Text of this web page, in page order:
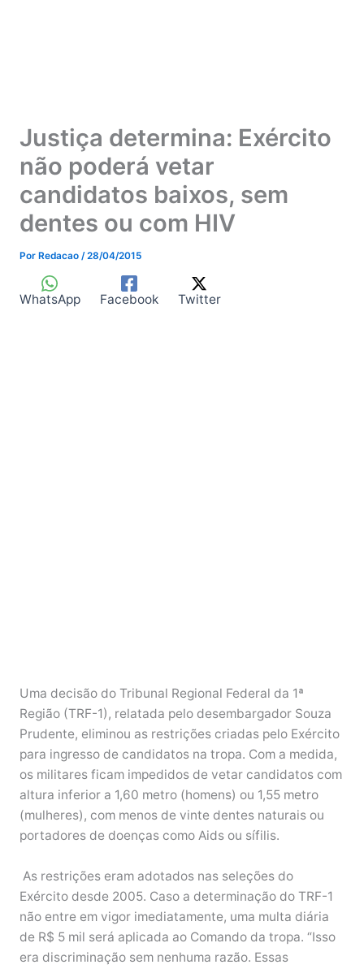
Justiça determina: Exército
não poderá vetar
candidatos baixos, sem
dentes ou com HIV
Por Redacao /28/04/2015
WhatsApp Facebook Twitter
Uma decisão do Tribunal Regional Federal da 1ª
Região (TRF-1), relatada pelo desembargador Souza
Prudente, eliminou as restrições criadas pelo Exército
para ingresso de candidatos na tropa. Com a medida,
os militares ficam impedidos de vetar candidatos com
altura inferior a 1,60 metro (homens) ou 1,55 metro
(mulheres), com menos de vinte dentes naturais ou
portadores de doenças como Aids ou sífilis.
As restrições eram adotados nas seleções do
Exército desde 2005. Caso a determinação do TRF-1
não entre em vigor imediatamente, uma multa diária
de R$ 5 mil será aplicada ao Comando da tropa. “Isso
era discriminação sem nenhuma razão. Essas